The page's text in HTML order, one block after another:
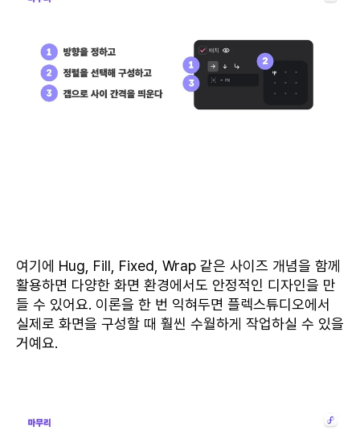
여기에 Hug, Fill, Fixed, Wrap 같은 사이즈 개념을 함께
활용하면 다양한 화면 환경에서도 안정적인 디자인을 만
들 수 있어요. 이론을 한 번 익혀두면 플렉스튜디오에서
실제로 화면을 구성할 때 훨씬 수월하게 작업하실 수 있을
거예요.